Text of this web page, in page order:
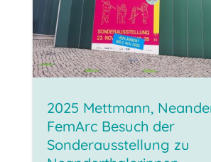
2025 Mettmann,
FemArc Besuch der
Sonderausstellung zu